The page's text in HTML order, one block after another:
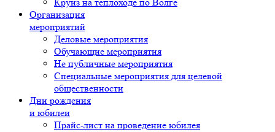
Организация
мероприятий
Деловые мероприятия
Обучающие мероприятия
Не публичные мероприятия
Специальные мероприятия для целевой
общественности
Дни рождения
и юбилеи
Прайс-лист на проведение юбилея